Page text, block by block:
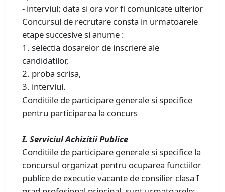
- interviul: data si ora vor fi comunicate ulterior
Concursul de recrutare consta in urmatoarele
etape succesive si anume :
1. selectia dosarelor de inscriere ale
candidatilor,
2. proba scrisa,
3. interviul.
Conditiile de participare generale si specifice
pentru participarea la concurs
I. Serviciul Achizitii Publice
Conditiile de participare generale si specifice la
concursul organizat pentru ocuparea functiilor
publice de executie vacante de consilier clasa I